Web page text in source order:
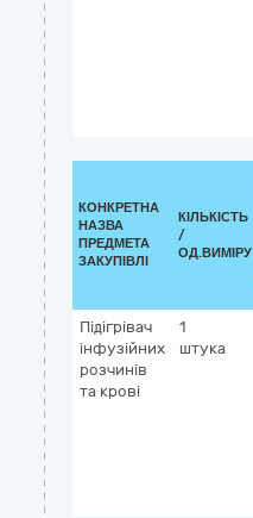
КОНКРЕТНА
НАЗВА
ПРЕДМЕТА
ЗАКУПІВЛІ
КІЛЬКІСТЬ
/
ОД.ВИМІРУ
Підігрівач
інфузійних
розчинів
та крові
1
штука